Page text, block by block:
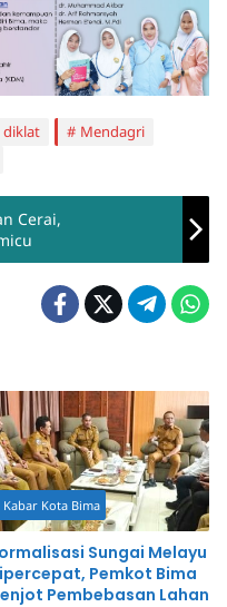
diklat
Mendagri
Cerai,
Kabar Kota Bima
Sungai Melayu
Pemkot Bima
Pembebasan Lahan